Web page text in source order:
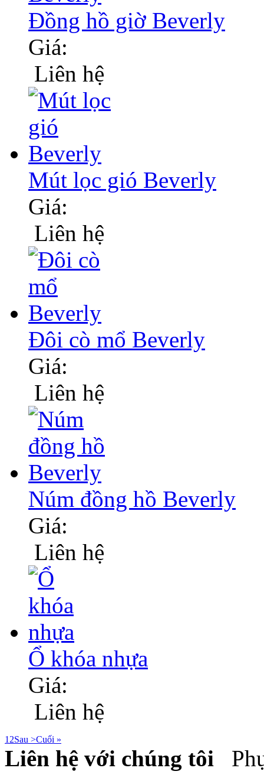
Đồng hồ giờ Beverly
Giá:
Liên hệ
Mút lọc gió Beverly
Giá:
Liên hệ
Đôi cò mổ Beverly
Giá:
Liên hệ
Núm đồng hồ Beverly
Giá:
Liên hệ
Ổ khóa nhựa
Giá:
Liên hệ
1 2Sau >Cuối »
Liên hệ với chúng tôi